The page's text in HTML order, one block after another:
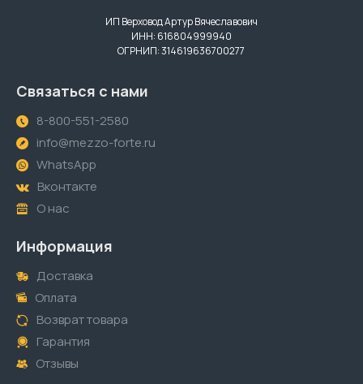
ИП Верховод Артур Вячеславович
ИНН: 616804999940
ОГРНИП: 314619636700277
Связаться с нами
8-800-551-2580
info@mezzo-forte.ru
WhatsApp
Вконтакте
О нас
Информация
Доставка
Оплата
Возврат товара
Гарантия
Отзывы